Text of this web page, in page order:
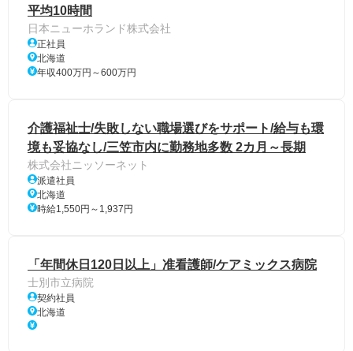
平均10時間
日本ニューホランド株式会社
正社員
北海道
年収400万円～600万円
介護福祉士/失敗しない職場選びをサポート/給与も環
境も妥協なし/三笠市内に勤務地多数 2カ月～長期
株式会社ニッソーネット
派遣社員
北海道
時給1,550円～1,937円
「年間休日120日以上」准看護師/ケアミックス病院
士別市立病院
契約社員
北海道